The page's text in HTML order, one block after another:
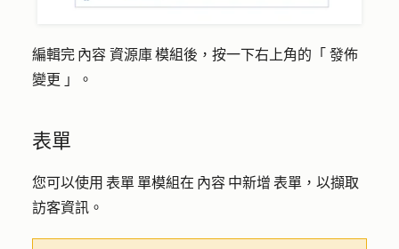
編輯完 內容 資源庫 模組後，按一下右上角的「 發佈
變更 」。
表單
您可以使用 表單 單模組在 內容 中新增 表單，以擷取
訪客資訊。